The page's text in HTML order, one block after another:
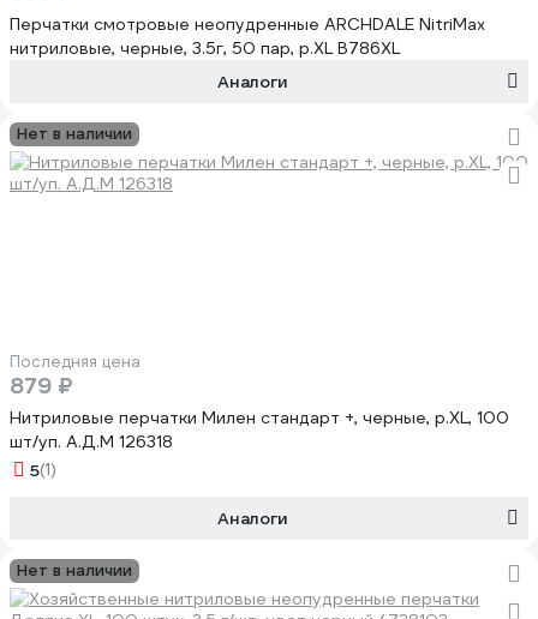
Перчатки смотровые неопудренные ARCHDALE NitriMax
нитриловые, черные, 3.5г, 50 пар, р.XL B786XL
Аналоги
Нет в наличии
Последняя цена
879 ₽
Нитриловые перчатки Милен стандарт +, черные, р.XL, 100
шт/уп. А.Д.М 126318
5(1)
Аналоги
Нет в наличии